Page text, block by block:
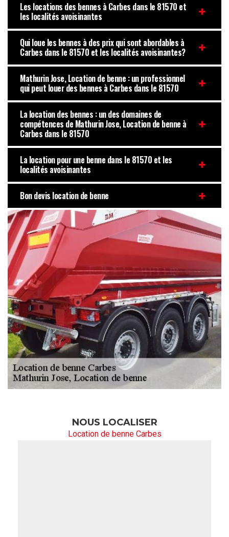
Les locations des bennes à Carbes dans le 81570 et
les localités avoisinantes
Qui loue les bennes à des prix qui sont abordables à
Carbes dans le 81570 et les localités avoisinantes?
Mathurin Jose, Location de benne : un professionnel
qui peut louer des bennes à Carbes dans le 81570
La location des bennes : un des domaines de
compétences de Mathurin Jose, Location de benne à
Carbes dans le 81570
La location pour une benne dans le 81570 et les
localités avoisinantes
Bon devis location de benne
NOUS LOCALISER
Location de benne Carbes